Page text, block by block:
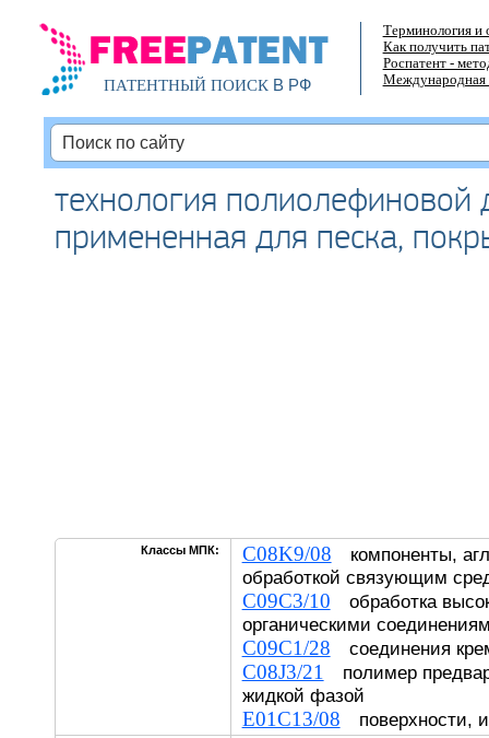
ПАТЕНТНЫЙ ПОИСКВ РФ
Терминология и
Как получить
Роспатент -
Международная
технология полиолефиновой
примененная для песка,
Классы МПК: C08K9/08 компоненты,
обработкой связующим
C09C3/10 обработка
органическими
C09C1/28 соединения
C08J3/21
полимер
жидкой фазой
E01C13/08 поверхности,